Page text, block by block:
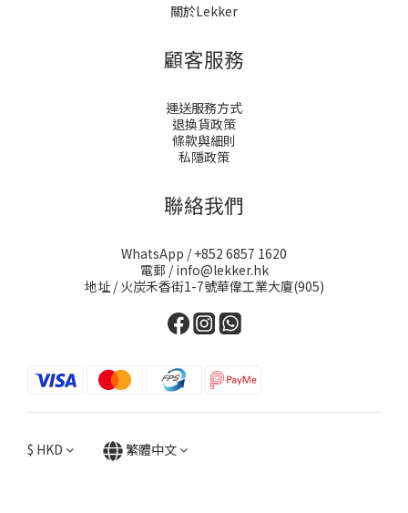
關於Lekker
顧客服務
運送服務方式
退換貨政策
條款與細則
私隱政策
聯絡我們
WhatsApp / +852 6857 1620
電郵 / info@lekker.hk
地址 / 火炭禾香街1-7號華偉工業大廈(905)
$ HKD 繁體中文